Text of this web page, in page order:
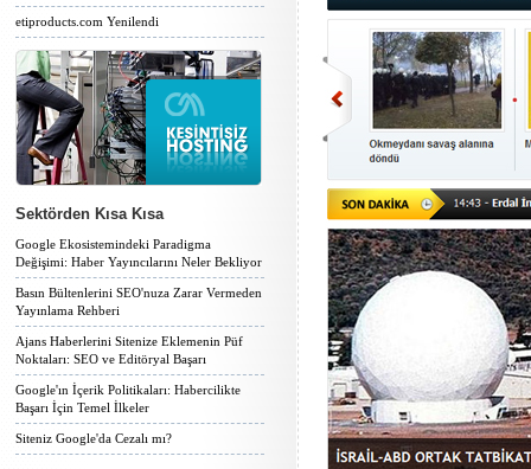
etiproducts.com Yenilendi
Sektörden Kısa Kısa
Google Ekosistemindeki Paradigma
Değişimi: Haber Yayıncılarını Neler Bekliyor
Basın Bültenlerini SEO'nuza Zarar Vermeden
Yayınlama Rehberi
Ajans Haberlerini Sitenize Eklemenin Püf
Noktaları: SEO ve Editöryal Başarı
Google'ın İçerik Politikaları: Habercilikte
Başarı İçin Temel İlkeler
Siteniz Google'da Cezalı mı?